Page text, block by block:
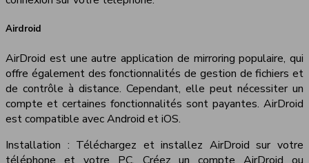
Airdroid
AirDroid est une autre application de mirroring populaire, qui
offre également des fonctionnalités de gestion de fichiers et
de contrôle à distance. Cependant, elle peut nécessiter un
compte et certaines fonctionnalités sont payantes. AirDroid
est compatible avec Android et iOS.
Installation : Téléchargez et installez AirDroid sur votre
téléphone et votre PC. Créez un compte AirDroid ou